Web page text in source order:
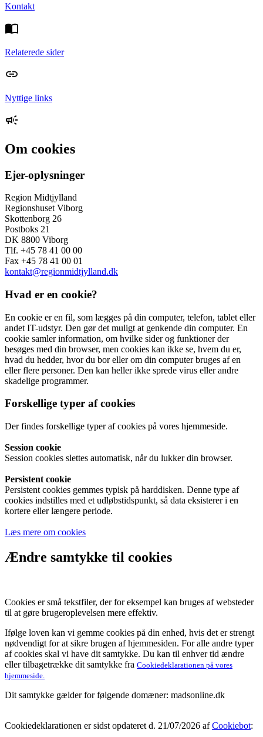
Kontakt
Relaterede sider
Nyttige links
Om cookies
Ejer-oplysninger
Region Midtjylland
Regionshuset Viborg
Skottenborg 26
Postboks 21
DK 8800 Viborg
Tlf. +45 78 41 00 00
Fax +45 78 41 00 01
kontakt@regionmidtjylland.dk
Hvad er en cookie?
En cookie er en fil, som lægges på din computer, telefon, tablet eller
andet IT-udstyr. Den gør det muligt at genkende din computer. En
cookie samler information, om hvilke sider og funktioner der
besøges med din browser, men cookies kan ikke se, hvem du er,
hvad du hedder, hvor du bor eller om din computer bruges af en
eller flere personer. Den kan heller ikke sprede virus eller andre
skadelige programmer.
Forskellige typer af cookies
Der findes forskellige typer af cookies på vores hjemmeside.
Session cookie
Session cookies slettes automatisk, når du lukker din browser.
Persistent cookie
Persistent cookies gemmes typisk på harddisken. Denne type af
cookies indstilles med et udløbstidspunkt, så data eksisterer i en
kortere eller længere periode.
Læs mere om cookies
Ændre samtykke til cookies
Cookies er små tekstfiler, der for eksempel kan bruges af websteder
til at gøre brugeroplevelsen mere effektiv.
Ifølge loven kan vi gemme cookies på din enhed, hvis det er strengt
nødvendigt for at sikre brugen af hjemmesiden. For alle andre typer
af cookies skal vi have dit samtykke. Du kan til enhver tid ændre
eller tilbagetrække dit samtykke fra Cookiedeklarationen på vores
hjemmeside.
Dit samtykke gælder for følgende domæner: madsonline.dk
Cookiedeklarationen er sidst opdateret d. 21/07/2026 afCookiebot: